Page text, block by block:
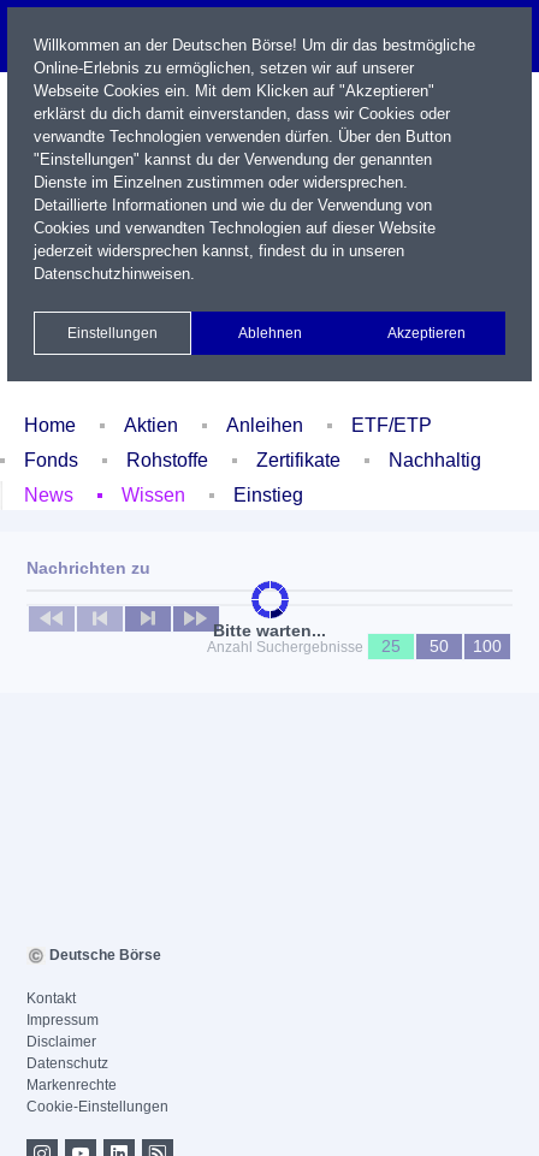
Name / WKN / ISIN / Kürzel
Xetra Realtime
Watchlist Portfolio Login
Home Aktien Anleihen
ETF/ETP
Fonds
Rohstoffe Zertifikate
Nachhaltig
News
Wissen Einstieg
Bitte warten...
Nachrichten zu
Keine News verfügbar
Anzahl Suchergebnisse
25 50 100
Willkommen an der Deutschen Börse! Um dir das bestmögliche
Online-Erlebnis zu ermöglichen, setzen wir auf unserer
Webseite Cookies ein. Mit dem Klicken auf "Akzeptieren"
erklärst du dich damit einverstanden, dass wir Cookies oder
verwandte Technologien verwenden dürfen. Über den Button
"Einstellungen" kannst du der Verwendung der genannten
Dienste im Einzelnen zustimmen oder widersprechen.
Detaillierte Informationen und wie du der Verwendung von
Cookies und verwandten Technologien auf dieser Website
jederzeit widersprechen kannst, findest du in unseren
Datenschutzhinweisen.
Einstellungen Ablehnen Akzeptieren
Deutsche Börse
Kontakt
Impressum
Disclaimer
Datenschutz
Markenrechte
Cookie-Einstellungen